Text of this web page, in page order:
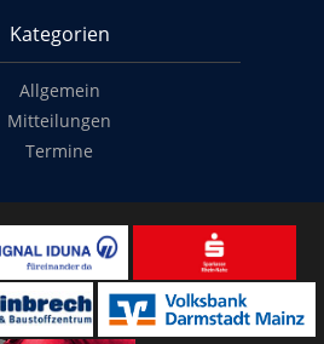
Kategorien
Allgemein
Mitteilungen
Termine
GmbH. Alle Rechte vorbehalten.